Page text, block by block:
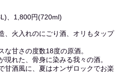
、1,800円(720ml)
、火入れのにごり酒、オリもタップ
な甘さの度数18度の原酒。
現れた、骨身に染みる我々の酒。
甘酒風に、夏はオンザロックでお楽